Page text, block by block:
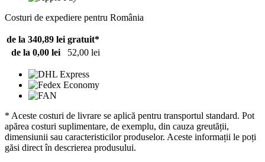
Costuri de expediere pentru România
de la 340,89 lei gratuit*
de la 0,00 lei
52,00 lei
* Aceste costuri de livrare se aplică pentru transportul standard. Pot
apărea costuri suplimentare, de exemplu, din cauza greutății,
dimensiunii sau caracteristicilor produselor. Aceste informații le poți
găsi direct în descrierea produsului.